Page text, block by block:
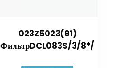
023Z5023(91)
ФильтрDCL083S/3/8*/